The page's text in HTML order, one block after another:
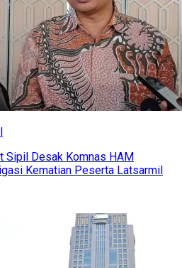
Sipil Desak Komnas HAM
Kematian Peserta Latsarmil